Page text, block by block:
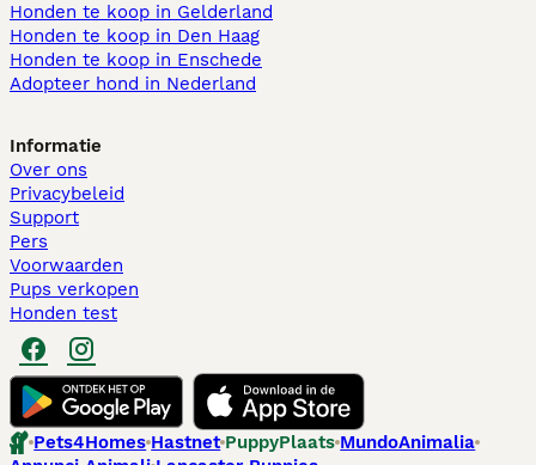
Honden te koop in Gelderland
Honden te koop in Den Haag
Honden te koop in Enschede
Adopteer hond in Nederland
Informatie
Over ons
Privacybeleid
Support
Pers
Voorwaarden
Pups verkopen
Honden test
Pets4Homes Hastnet PuppyPlaats MundoAnimalia